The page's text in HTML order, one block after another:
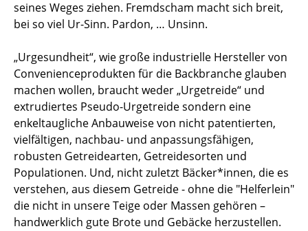
seines Weges ziehen. Fremdscham macht sich breit,
bei so viel Ur-Sinn. Pardon, … Unsinn.
„Urgesundheit“, wie große industrielle Hersteller von
Convenienceprodukten für die Backbranche glauben
machen wollen, braucht weder „Urgetreide“ und
extrudiertes Pseudo-Urgetreide sondern eine
enkeltaugliche Anbauweise von nicht patentierten,
vielfältigen, nachbau- und anpassungsfähigen,
robusten Getreidearten, Getreidesorten und
Populationen. Und, nicht zuletzt Bäcker*innen, die es
verstehen, aus diesem Getreide - ohne die "Helferlein"
die nicht in unsere Teige oder Massen gehören –
handwerklich gute Brote und Gebäcke herzustellen.